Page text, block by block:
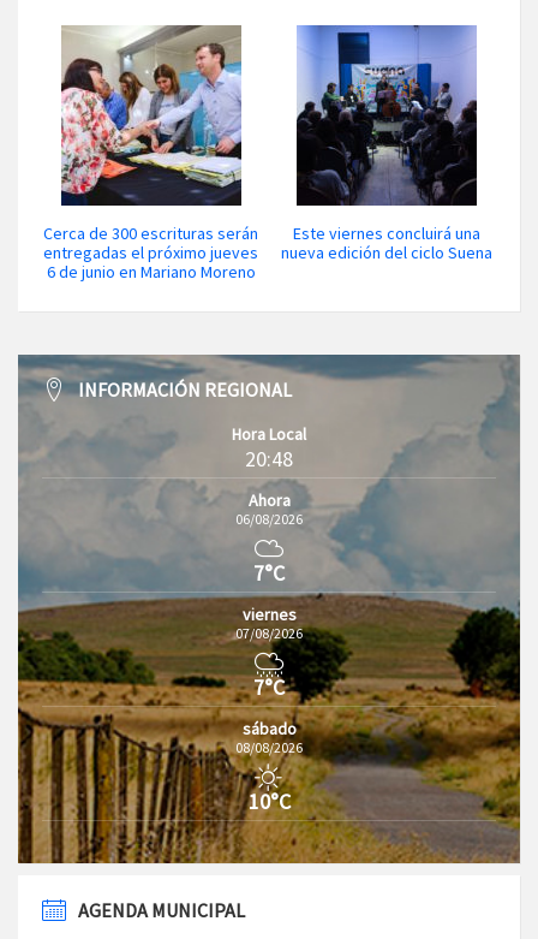
Cerca de 300 escrituras serán
entregadas el próximo jueves
6 de junio en Mariano Moreno
Este viernes concluirá una
nueva edición del ciclo Suena
INFORMACIÓN REGIONAL
Hora Local
20:48
Ahora
06/08/2026
7°C
viernes
07/08/2026
7°C
sábado
08/08/2026
10°C
AGENDA MUNICIPAL